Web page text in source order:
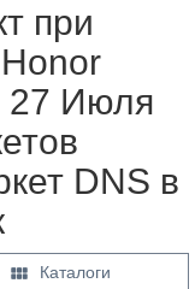
при
27 Июля
DNS в
 Каталоги